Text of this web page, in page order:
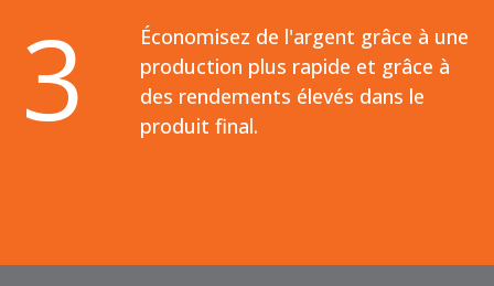
3
Économisez de l'argent grâce à une
production plus rapide et grâce à
des rendements élevés dans le
produit final.